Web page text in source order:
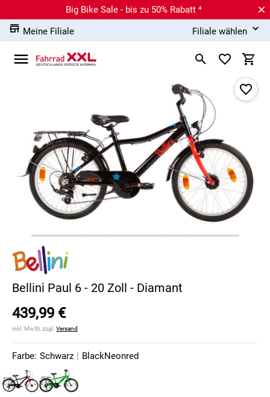
Big Bike Sale - bis zu 50% Rabatt ⁴
Meine Filiale
Filiale wählen
Bellini Paul 6 - 20 Zoll - Diamant
439,99 €
inkl. MwSt, zzgl. Versand
Farbe: Schwarz | BlackNeonred